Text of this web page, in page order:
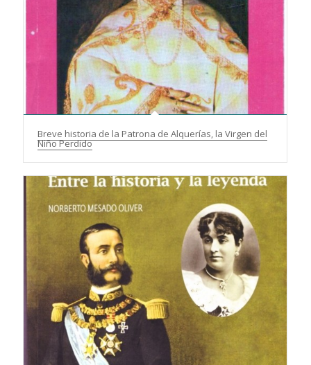
Breve historia de la Patrona de Alquerías, la Virgen del
Niño Perdido